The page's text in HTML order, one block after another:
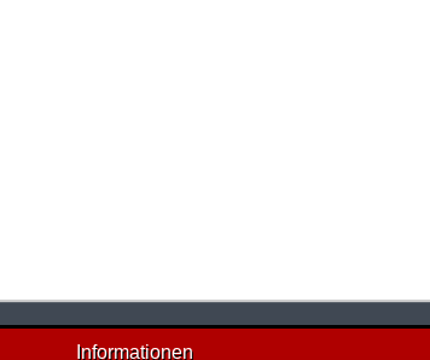
Informationen